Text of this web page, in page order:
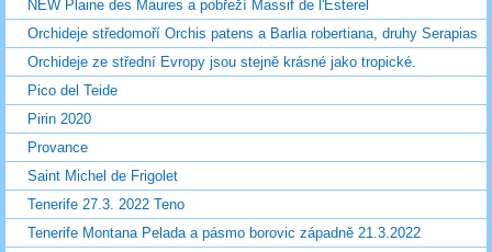
NEW Plaine des Maures a pobřeží Massif de l'Esterel
Orchideje středomoří Orchis patens a Barlia robertiana, druhy Serapias
Orchideje ze střední Evropy jsou stejně krásné jako tropické.
Pico del Teide
Pirin 2020
Provance
Saint Michel de Frigolet
Tenerife 27.3. 2022 Teno
Tenerife Montana Pelada a pásmo borovic západně 21.3.2022